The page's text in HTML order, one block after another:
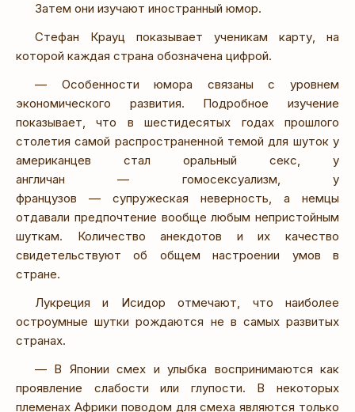
Затем они изучают иностранный юмор.
Стефан Крауц показывает ученикам карту, на
которой каждая страна обозначена цифрой.
— Особенности юмора связаны с уровнем
экономического развития. Подробное изучение
показывает, что в шестидесятых годах прошлого
столетия самой распространенной темой для шуток у
американцев стал оральный секс, у
англичан — гомосексуализм, у
французов — супружеская неверность, а немцы
отдавали предпочтение вообще любым непристойным
шуткам. Количество анекдотов и их качество
свидетельствуют об общем настроении умов в
стране.
Лукреция и Исидор отмечают, что наиболее
остроумные шутки рождаются не в самых развитых
странах.
— В Японии смех и улыбка воспринимаются как
проявление слабости или глупости. В некоторых
племенах Африки поводом для смеха являются только